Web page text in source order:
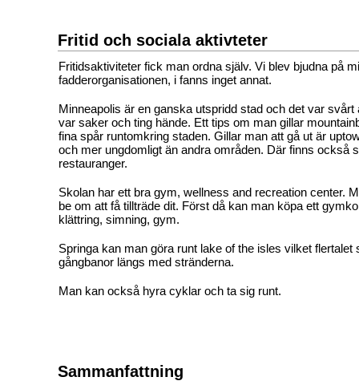
Fritid och sociala aktivteter
Fritidsaktiviteter fick man ordna själv. Vi blev bjudna på
fadderorganisationen, i fanns inget annat.
Minneapolis är en ganska utspridd stad och det var svårt
var saker och ting hände. Ett tips om man gillar
fina spår runtomkring staden. Gillar man att gå ut är
och mer ungdomligt än andra områden. Där finns också
restauranger.
Skolan har ett bra gym, wellness and recreation center.
be om att få tillträde dit. Först då kan man köpa ett
klättring, simning, gym.
Springa kan man göra runt lake of the isles vilket flertalet
gångbanor längs med stränderna.
Man kan också hyra cyklar och ta sig runt.
Sammanfattning